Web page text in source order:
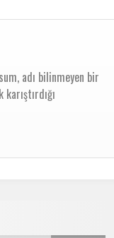
adı bilinmeyen bir